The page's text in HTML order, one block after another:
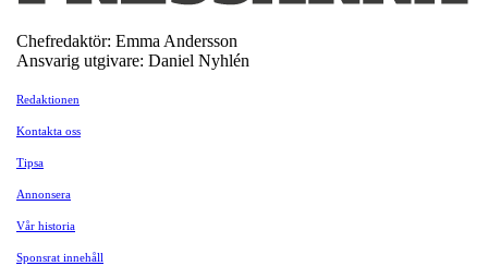
Chefredaktör: Emma Andersson
Ansvarig utgivare: Daniel Nyhlén
Redaktionen
Kontakta oss
Tipsa
Annonsera
Vår historia
Sponsrat innehåll